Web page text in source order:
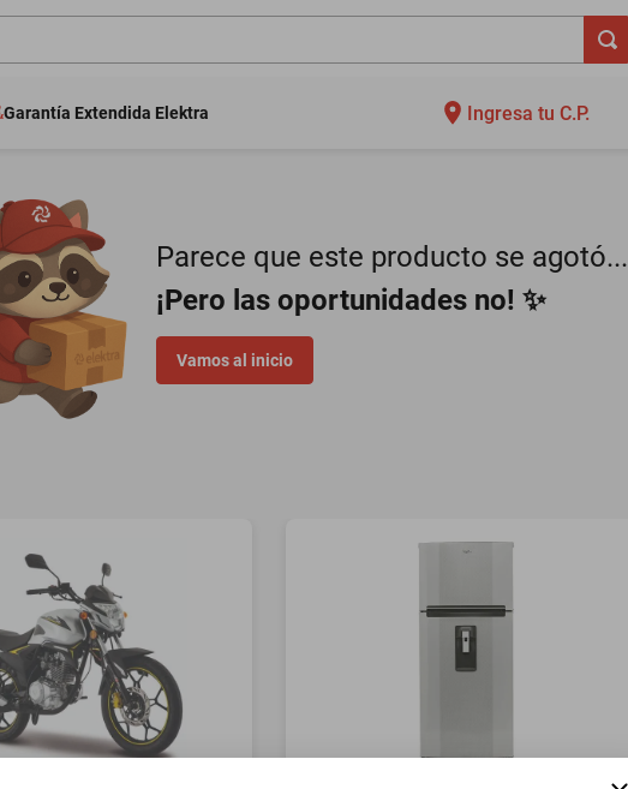
Garantía Extendida Elektra Ingresa tu C.P.
Parece que este producto se agotó...
¡Pero las oportunidades no! ✨
Vamos al inicio